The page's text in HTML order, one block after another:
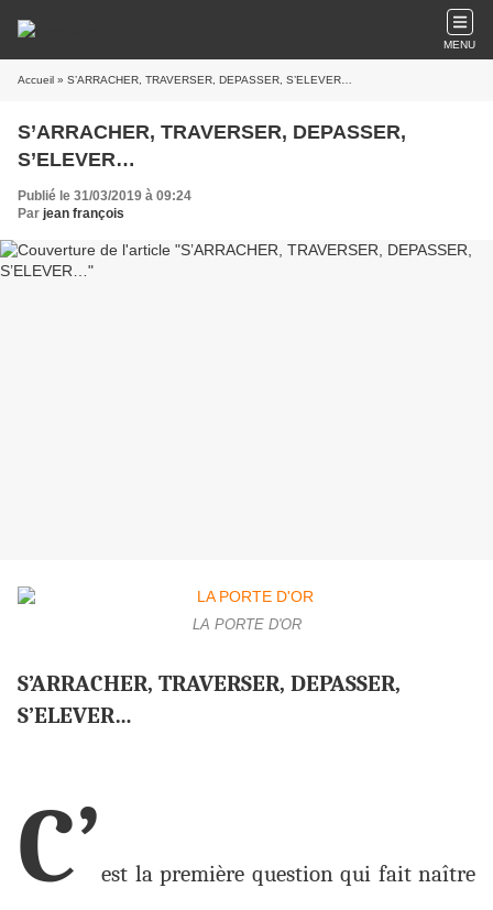
MENU
Accueil » S’ARRACHER, TRAVERSER, DEPASSER, S’ELEVER…
S’ARRACHER, TRAVERSER, DEPASSER,
S’ELEVER…
Publié le 31/03/2019 à 09:24
Par jean françois
LA PORTE D'OR
S’ARRACHER, TRAVERSER, DEPASSER,
S’ELEVER…
C’est la première question qui fait naître